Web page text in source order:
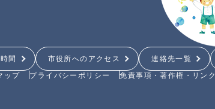
間 市役所へのアクセス 連絡先一覧
ップ
プライバシーポリシー 免責事項・著作権・リンク